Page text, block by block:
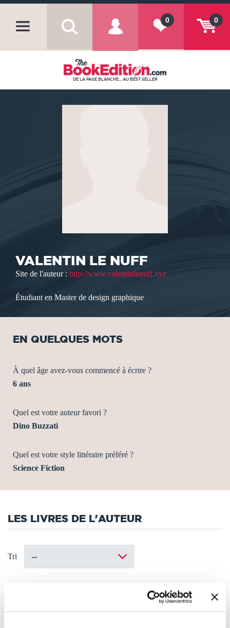
0
0
DE LA PAGE BLANCHE... AU BEST SELLER
VALENTIN LE NUFF
Site de l'auteur : http://www.valentinlenuff.xyz
Étudiant en Master de design graphique
EN QUELQUES MOTS
À quel âge avez-vous commencé à écrire ?
6 ans
Quel est votre auteur favori ?
Dino Buzzati
Quel est votre style littéraire préféré ?
Science Fiction
LES LIVRES DE L'AUTEUR
Tri